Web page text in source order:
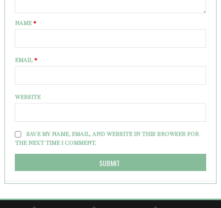
NAME*
EMAIL*
WEBSITE
SAVE MY NAME, EMAIL, AND WEBSITE IN THIS BROWSER FOR
THE NEXT TIME I COMMENT.